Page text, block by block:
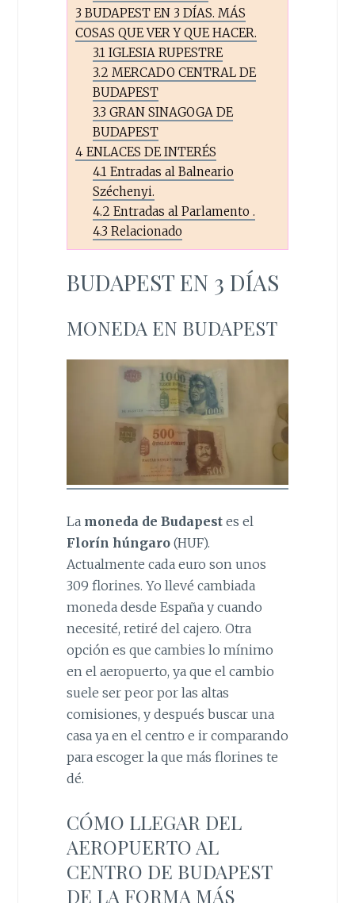
3 BUDAPEST EN 3 DÍAS. MÁS
COSAS QUE VER Y QUE HACER.
3.1 IGLESIA RUPESTRE
3.2 MERCADO CENTRAL DE
BUDAPEST
3.3 GRAN SINAGOGA DE
BUDAPEST
4ENLACES DE INTERÉS
4.1 Entradas al Balneario
Széchenyi.
4.2 Entradas al Parlamento .
4.3 Relacionado
BUDAPEST EN 3 DÍAS
MONEDA EN BUDAPEST
La moneda de Budapestes el
Florín húngaro(HUF).
Actualmente cada euro son unos
309 florines. Yo llevé cambiada
moneda desde España y cuando
necesité, retiré del cajero. Otra
opción es que cambies lo mínimo
en el aeropuerto, ya que el cambio
suele ser peor por las altas
comisiones, y después buscar una
casa ya en el centro e ir comparando
para escoger la que más florines te
dé.
CÓMO LLEGAR DEL
AEROPUERTO AL
CENTRO DE BUDAPEST
DE LA FORMA MÁS